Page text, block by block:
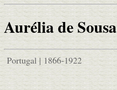
Aurélia de Sousa
Portugal | 1866-1922